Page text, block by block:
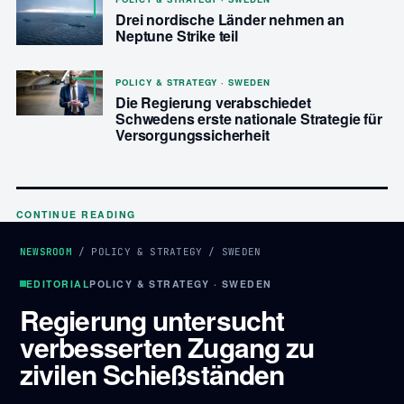
Drei nordische Länder nehmen an
Neptune Strike teil
POLICY & STRATEGY · SWEDEN
Die Regierung verabschiedet
Schwedens erste nationale Strategie für
Versorgungssicherheit
CONTINUE READING
NEWSROOM / POLICY & STRATEGY / SWEDEN
EDITORIALPOLICY & STRATEGY · SWEDEN
Regierung untersucht
verbesserten Zugang zu
zivilen Schießständen